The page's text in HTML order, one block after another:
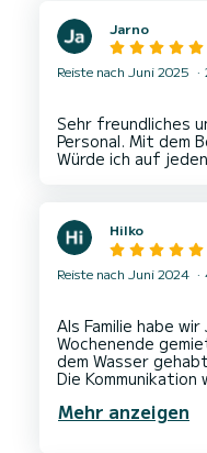
Jarno
Reiste nach Juni 2025
Sehr freundliches
Personal. Mit dem
Hilko
Reiste nach Juni 2024
Als Familie habe
Wochenende
dem Wasser
Die Kommunikation
Das Boot ist super
Mehr anzeigen